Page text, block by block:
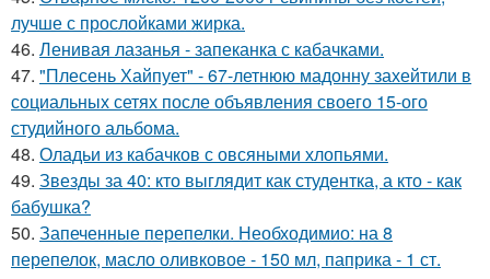
лучше с прослойками жирка.
46. Ленивая лазанья - запеканка с кабачками.
47. "Плесень Хайпует" - 67-летнюю мадонну захейтили в
социальных сетях после объявления своего 15-ого
студийного альбома.
48. Оладьи из кабачков с овсяными хлопьями.
49. Звезды за 40: кто выглядит как студентка, а кто - как
бабушка?
50. Запеченные перепелки. Необходимио: на 8
перепелок, масло оливковое - 150 мл, паприка - 1 ст.